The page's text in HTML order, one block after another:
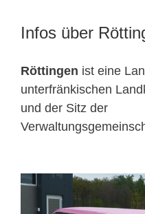
Infos über
Röttingen ist eine
unterfränkischen
und der Sitz der